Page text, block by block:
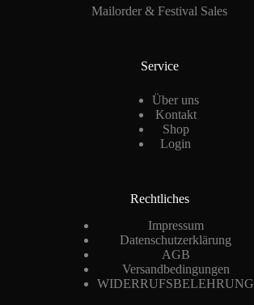
Mailorder & Festival Sales
Service
Über uns
Kontakt
Shop
Login
Rechtliches
Impressum
Datenschutzerklärung
AGB
Versandbedingungen
WIDERRUFSBELEHRUNG